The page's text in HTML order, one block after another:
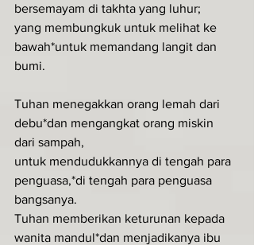
bersemayam di takhta yang luhur;
yang membungkuk untuk melihat ke
bawah*untuk memandang langit dan
bumi.
Tuhan menegakkan orang lemah dari
debu*dan mengangkat orang miskin
dari sampah,
untuk mendudukkannya di tengah para
penguasa,*di tengah para penguasa
bangsanya.
Tuhan memberikan keturunan kepada
wanita mandul*dan menjadikanya ibu